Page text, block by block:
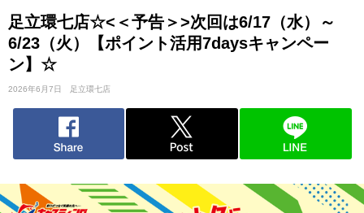
足立環七店☆<＜予告＞>次回は6/17（水）～
6/23（火）【ポイント活用7daysキャンペー
ン】☆
2026年6月7日 足立環七店